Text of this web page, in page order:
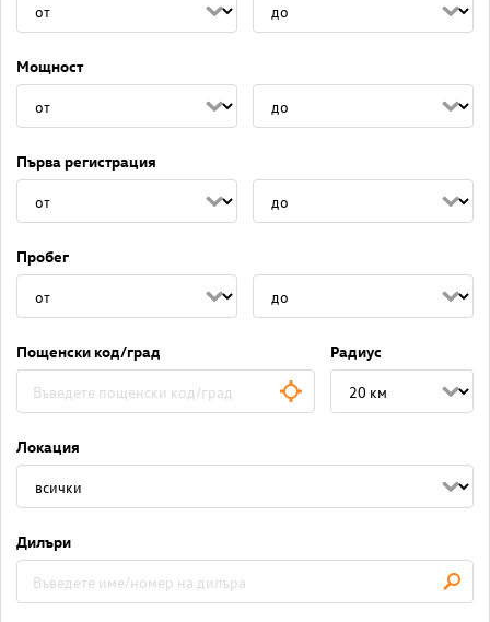
Мощност
Първа регистрация
Пробег
Пощенски код/град Радиус
Локация
Дилъри